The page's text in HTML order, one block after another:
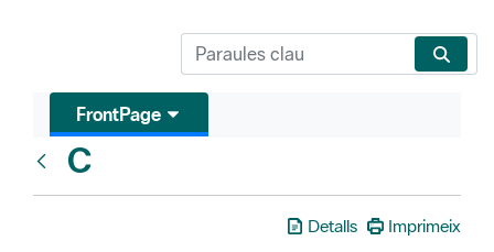
FrontPage
C
Detalls Imprimeix